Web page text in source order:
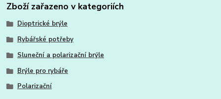
Zboží zařazeno v kategoriích
Dioptrické brýle
Rybářské potřeby
Sluneční a polarizační brýle
Brýle pro rybáře
Polarizační